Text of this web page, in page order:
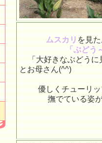
ムスカリ を見
「ぶどう
「大好きなぶどう
とお母さん(^^)
優しくチューリ
撫でている姿